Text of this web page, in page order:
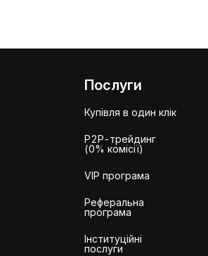
Послуги
Купівля в один клік
P2P-трейдинг
(0% комісії)
VIP програма
Реферальна
програма
Інституційні
послуги